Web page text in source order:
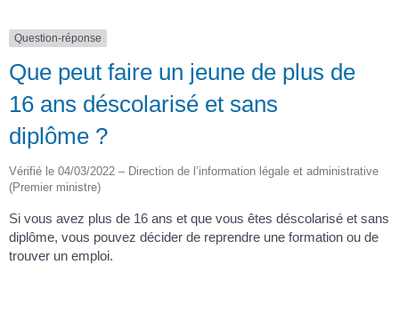
Question-réponse
Que peut faire un jeune de plus de
16 ans déscolarisé et sans
diplôme ?
Vérifié le 04/03/2022 – Direction de l’information légale et administrative
(Premier ministre)
Si vous avez plus de 16 ans et que vous êtes déscolarisé et sans
diplôme, vous pouvez décider de reprendre une formation ou de
trouver un emploi.